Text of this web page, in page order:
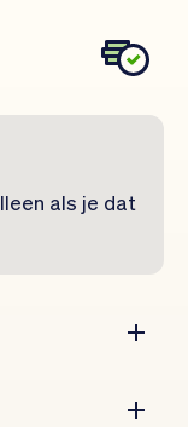
als je dat